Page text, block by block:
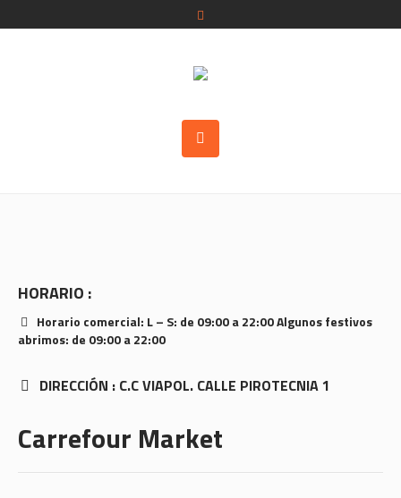
HORARIO :
Horario comercial: L – S: de 09:00 a 22:00 Algunos festivos
abrimos: de 09:00 a 22:00
DIRECCIÓN : C.C VIAPOL. CALLE PIROTECNIA 1
Carrefour Market